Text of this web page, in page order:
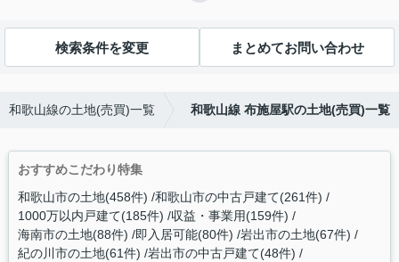
検索条件を変更 まとめてお問い合わせ
和歌山線の土地(売買)一覧 和歌山線 布施屋駅の土地(売買)一覧
おすすめこだわり特集
和歌山市の土地(458件) 和歌山市の中古戸建て(261件)
1000万以内戸建て(185件) 収益・事業用(159件)
海南市の土地(88件) 即入居可能(80件) 岩出市の土地(67件)
紀の川市の土地(61件) 岩出市の中古戸建て(48件)